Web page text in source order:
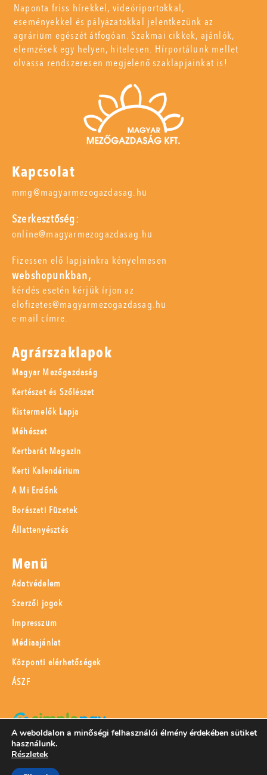
Naponta friss hírekkel, videóriportokkal,
eseményekkel és pályázatokkal jelentkezünk az
agrárium egészét átfogóan. Szakmai cikkek, ajánlók,
elemzések egy helyen, hitelesen. Hírportálunk mellet
olvassa rendszeresen megjelenő szaklapjainkat is!
Kapcsolat
mmg@magyarmezogazdasag.hu
Szerkesztőség:
online@magyarmezogazdasag.hu
Fizessen elő lapjainkra kényelmesen
webshopunkban,
kérdés esetén kérjük írjon az
elofizetes@magyarmezogazdasag.hu
e-mail címre.
Agrárszaklapok
Magyar Mezőgazdaság
Kertészet és Szőlészet
Kistermelők Lapja
Méhészet
Kertbarát Magazin
Kerti Kalendárium
A Mi Erdőnk
Borászati Füzetek
Állattenyésztés
Menü
Adatvédelem
Szerzői jogok
Impresszum
Médiaajánlat
Központi elérhetőségek
ÁSZF
SimplePay adattovábbítási nyilatkozat
A weboldalon a minőségi felhasználói élmény érdekében sütiket
használunk.
Részletek